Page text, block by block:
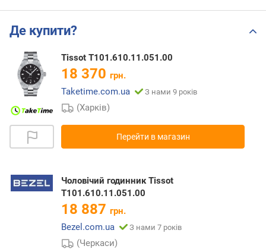
Де купити?
Tissot T101.610.11.051.00
18 370 грн.
Taketime.com.ua
З нами 9 років
(Харків)
Перейти в магазин
Чоловічий годинник Tissot
T101.610.11.051.00
18 887 грн.
Bezel.com.ua
З нами 7 років
(Черкаси)